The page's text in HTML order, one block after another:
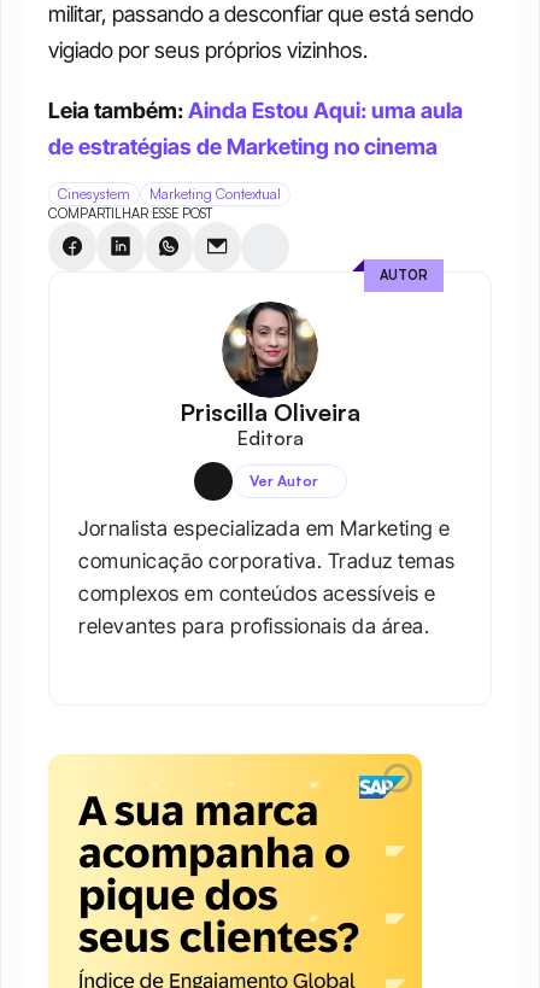
militar, passando a desconfiar que está sendo
vigiado por seus próprios vizinhos.
Leia também: Ainda Estou Aqui: uma aula
de estratégias de Marketing no cinema
Cinesystem Marketing Contextual
COMPARTILHAR ESSE POST
Priscilla Oliveira
Editora
Ver Autor
Jornalista especializada em Marketing e
comunicação corporativa. Traduz temas
complexos em conteúdos acessíveis e
relevantes para profissionais da área.​
AUTOR